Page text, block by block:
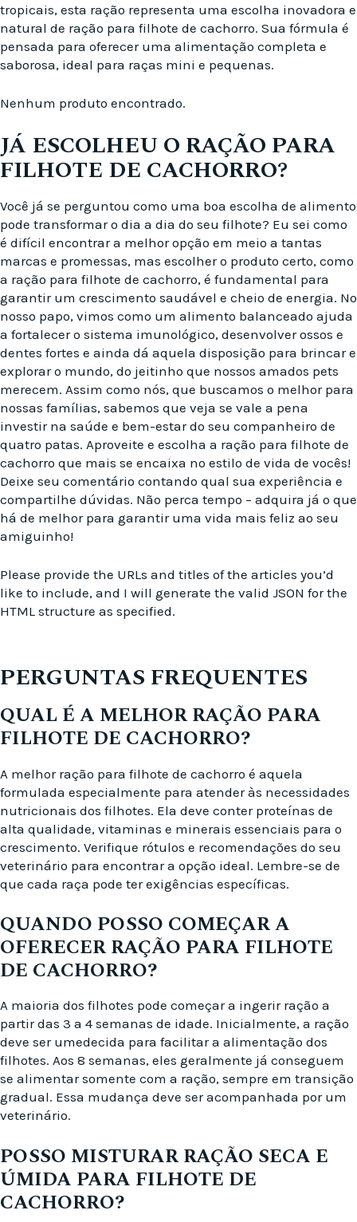
tropicais, esta ração representa uma escolha inovadora e
natural de ração para filhote de cachorro. Sua fórmula é
pensada para oferecer uma alimentação completa e
saborosa, ideal para raças mini e pequenas.
Nenhum produto encontrado.
JÁ ESCOLHEU O RAÇÃO PARA
FILHOTE DE CACHORRO?
Você já se perguntou como uma boa escolha de alimento
pode transformar o dia a dia do seu filhote? Eu sei como
é difícil encontrar a melhor opção em meio a tantas
marcas e promessas, mas escolher o produto certo, como
a ração para filhote de cachorro, é fundamental para
garantir um crescimento saudável e cheio de energia. No
nosso papo, vimos como um alimento balanceado ajuda
a fortalecer o sistema imunológico, desenvolver ossos e
dentes fortes e ainda dá aquela disposição para brincar e
explorar o mundo, do jeitinho que nossos amados pets
merecem. Assim como nós, que buscamos o melhor para
nossas famílias, sabemos que veja se vale a pena
investir na saúde e bem-estar do seu companheiro de
quatro patas. Aproveite e escolha a ração para filhote de
cachorro que mais se encaixa no estilo de vida de vocês!
Deixe seu comentário contando qual sua experiência e
compartilhe dúvidas. Não perca tempo – adquira já o que
há de melhor para garantir uma vida mais feliz ao seu
amiguinho!
Please provide the URLs and titles of the articles you’d
like to include, and I will generate the valid JSON for the
HTML structure as specified.
PERGUNTAS FREQUENTES
QUAL É A MELHOR RAÇÃO PARA
FILHOTE DE CACHORRO?
A melhor ração para filhote de cachorro é aquela
formulada especialmente para atender às necessidades
nutricionais dos filhotes. Ela deve conter proteínas de
alta qualidade, vitaminas e minerais essenciais para o
crescimento. Verifique rótulos e recomendações do seu
veterinário para encontrar a opção ideal. Lembre-se de
que cada raça pode ter exigências específicas.
QUANDO POSSO COMEÇAR A
OFERECER RAÇÃO PARA FILHOTE
DE CACHORRO?
A maioria dos filhotes pode começar a ingerir ração a
partir das 3 a 4 semanas de idade. Inicialmente, a ração
deve ser umedecida para facilitar a alimentação dos
filhotes. Aos 8 semanas, eles geralmente já conseguem
se alimentar somente com a ração, sempre em transição
gradual. Essa mudança deve ser acompanhada por um
veterinário.
POSSO MISTURAR RAÇÃO SECA E
ÚMIDA PARA FILHOTE DE
CACHORRO?